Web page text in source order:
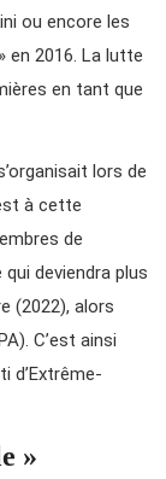
ou encore les
en 2016. La lutte
en tant que
lors de
à cette
de
deviendra plus
(2022), alors
C’est ainsi
d’Extrême-
»